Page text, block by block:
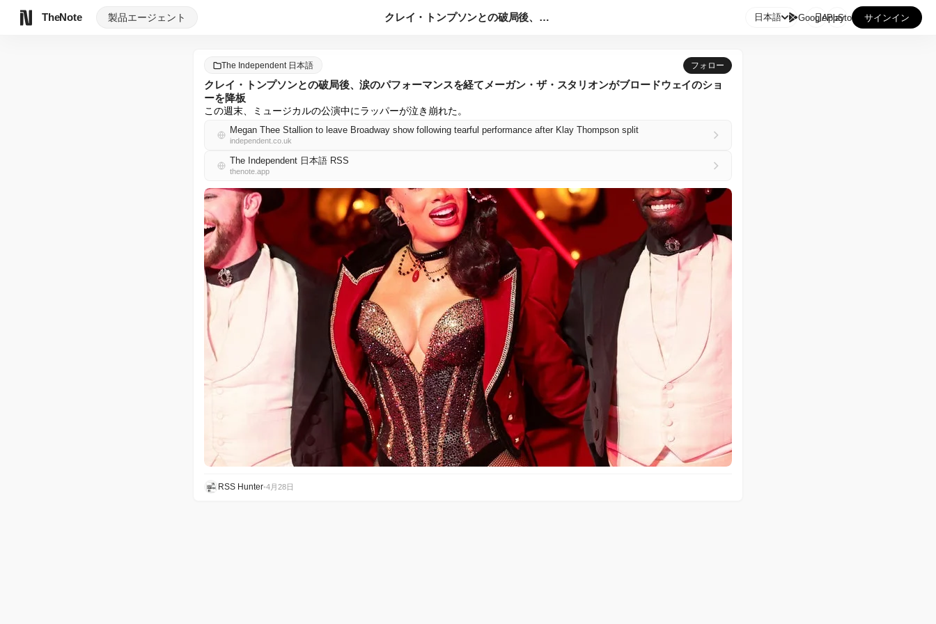
TheNote 製品エージェント クレイ・トンプソンとの破局後、涙のパフォーマンスを経てメーガ... 日本語 GooglePlay
AppStore サインイン
The Independent 日本語 フォロー
クレイ・トンプソンとの破局後、涙のパフォーマンスを経てメーガン・ザ・スタリオンがブロードウェイのショ
ーを降板
この週末、ミュージカルの公演中にラッパーが泣き崩れた。
Megan Thee Stallion to leave Broadway show following tearful performance after Klay Thompson split
independent.co.uk
The Independent 日本語 RSS
thenote.app
RSS Hunter•4月28日